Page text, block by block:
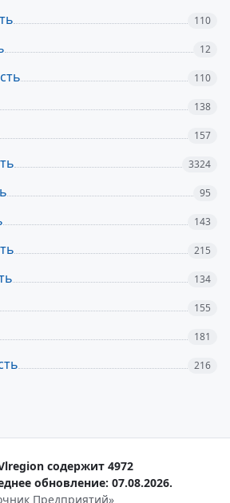
110
12
110
138
157
3324
95
143
215
134
155
181
216
содержит 4972
обновление: 07.08.2026.
Предприятий»